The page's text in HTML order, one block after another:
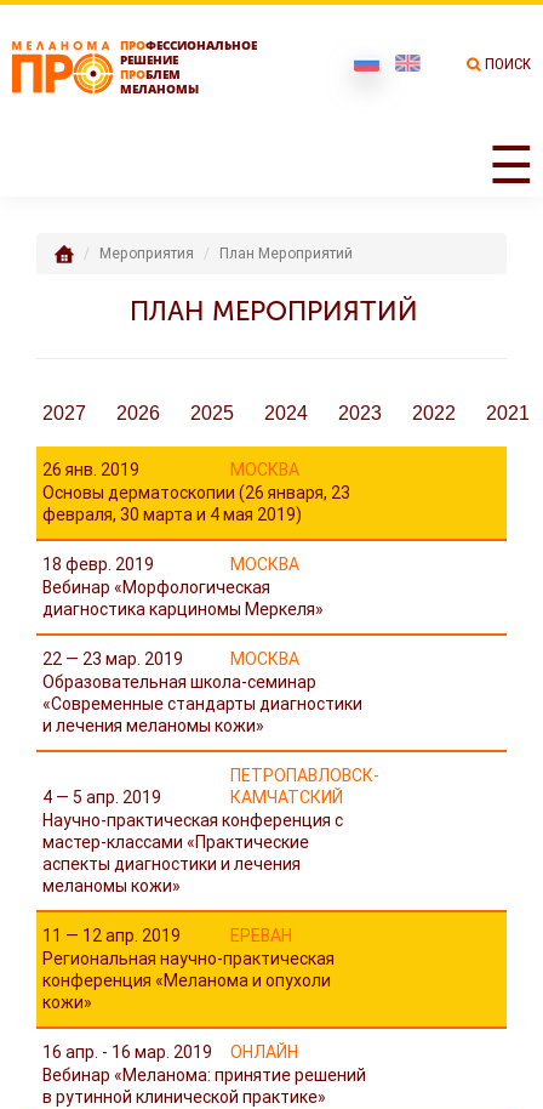
ПРОФЕССИОНАЛЬНОЕ
РЕШЕНИЕ
ПРОБЛЕМ
МЕЛАНОМЫ
☰
ПОИСК
Мероприятия План Мероприятий
ПЛАН МЕРОПРИЯТИЙ
2027 2026 2025 2024 2023 2022 2021
26 янв. 2019
МОСКВА
Основы дерматоскопии (26 января, 23
февраля, 30 марта и 4 мая 2019)
18 февр. 2019
МОСКВА
Вебинар «Морфологическая
диагностика карциномы Меркеля»
22 — 23 мар. 2019
МОСКВА
Образовательная школа-семинар
«Современные стандарты диагностики
и лечения меланомы кожи»
4 — 5 апр. 2019
ПЕТРОПАВЛОВСК-
КАМЧАТСКИЙ
Научно-практическая конференция с
мастер-классами «Практические
аспекты диагностики и лечения
меланомы кожи»
11 — 12 апр. 2019
ЕРЕВАН
Региональная научно-практическая
конференция «Меланома и опухоли
кожи»
16 апр. - 16 мар. 2019
ОНЛАЙН
Вебинар «Меланома: принятие решений
в рутинной клинической практике»